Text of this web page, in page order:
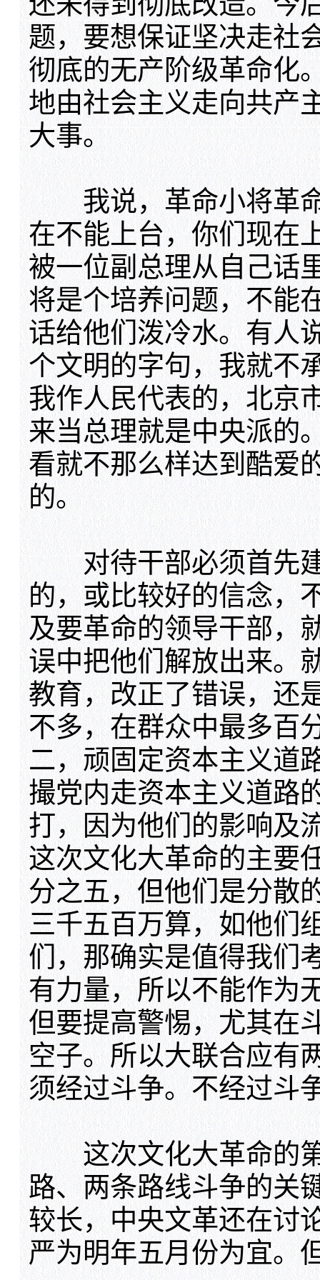
题，要想保证坚决走社
彻底的无产阶级革命化
地由社会主义走向共产
大事。
我说，革命小将革命
在不能上台，你们现在
被一位副总理从自己话
将是个培养问题，不能
话给他们泼冷水。有人
个文明的字句，我就不
我作人民代表的，北京
来当总理就是中央派的
看就不那么样达到酷爱
的。
对待干部必须首先建
的，或比较好的信念，
及要革命的领导干部，
误中把他们解放出来。
教育，改正了错误，还
不多，在群众中最多百
二，顽固定资本主义道
撮党内走资本主义道路
打，因为他们的影响及
这次文化大革命的主要
分之五，但他们是分散
三千五百万算，如他们
们，那确实是值得我们
有力量，所以不能作为
但要提高警惕，尤其在
空子。所以大联合应有
须经过斗争。不经过斗
这次文化大革命的第
路、两条路线斗争的关
较长，中央文革还在讨
严为明年五月份为宜。